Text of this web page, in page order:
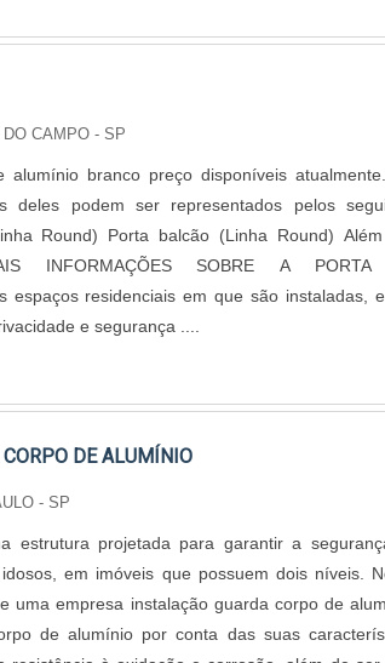
CAMPO - SP
branco preço disponíveis
deles podem ser representados pelos
Round) Porta balcão (Linha Round)
INFORMAÇÕES SOBRE A
espaços residenciais em que são instaladas,
e segurança ....
DE ALUMÍNIO
- SP
estrutura projetada para garantir a
em imóveis que possuem dois níveis.
uma empresa instalação guarda corpo de
de alumínio por conta das suas